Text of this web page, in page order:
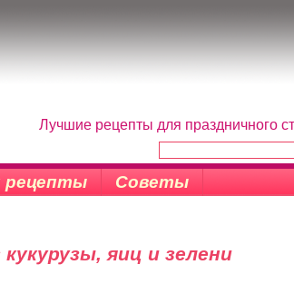
Лучшие рецепты для праздничного
рецепты Советы
яиц и зелени